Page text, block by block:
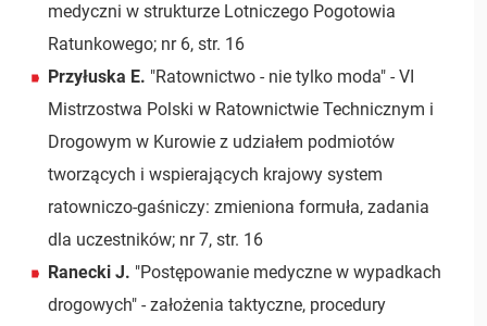
medyczni w strukturze Lotniczego Pogotowia
Ratunkowego; nr 6, str. 16
Przyłuska E. "Ratownictwo - nie tylko moda" - VI
Mistrzostwa Polski w Ratownictwie Technicznym i
Drogowym w Kurowie z udziałem podmiotów
tworzących i wspierających krajowy system
ratowniczo-gaśniczy: zmieniona formuła, zadania
dla uczestników; nr 7, str. 16
Ranecki J. "Postępowanie medyczne w wypadkach
drogowych" - założenia taktyczne, procedury